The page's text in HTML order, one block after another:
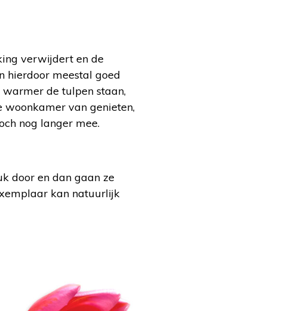
verwijdert en de
hierdoor meestal goed
de tulpen staan,
van genieten,
nog langer mee.
door en dan gaan ze
kan natuurlijk